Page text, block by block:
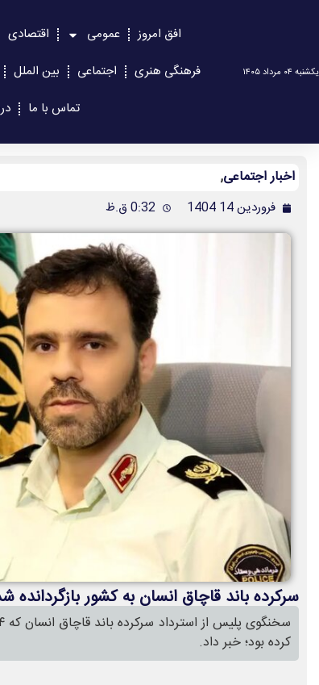
یکشنبه ۰۴ مرداد ۱۴۰۵
افق امروز عمومی اقتصادی
فرهنگی هنری
اجتماعی بین الملل
تماس با ما
اخبار اجتماعی,
فروردین 14 1404 0:32 ق.ظ
سرکرده باند قاچاق انسان به کشور بازگردانده
کرده بود؛ خبر داد.